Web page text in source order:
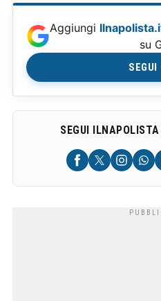
Aggiungi
su
SEGUI
SEGUI